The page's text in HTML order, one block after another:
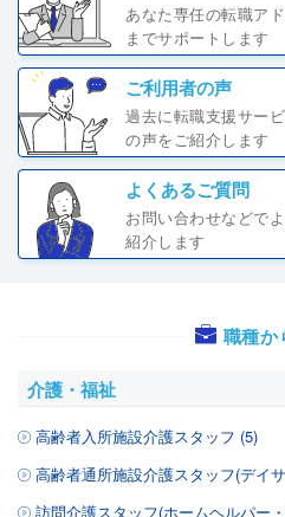
あなた専任の転職ア
までサポートします
ご利用者の声
過去に転職支援サー
の声をご紹介します
よくあるご質問
お問い合わせなどで
紹介します
職種か
介護・福祉
高齢者入所施設介護スタッフ (5)
高齢者通所施設介護スタッフ(デイ
訪問介護スタッフ(ホームヘルパー